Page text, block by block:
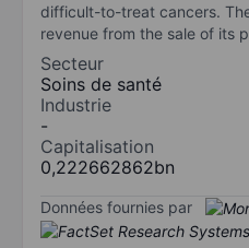
difficult-to-treat cancers.
revenue from the sale of its
Secteur
Soins de santé
Industrie
-
Capitalisation
0,222662862bn
Données fournies par